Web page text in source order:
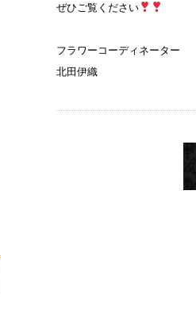
ぜひご覧ください
フラワーコーディネーター
北田伊織